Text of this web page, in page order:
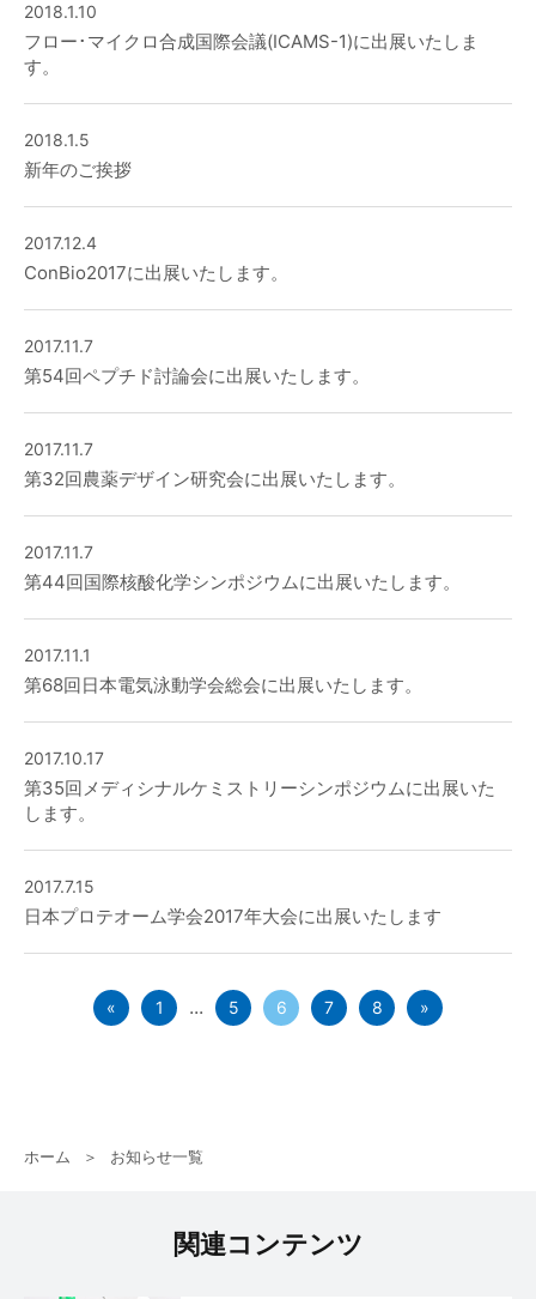
2018.1.10
フロー･マイクロ合成国際会議(ICAMS-1)に出展いたしま
す。
2018.1.5
新年のご挨拶
2017.12.4
ConBio2017に出展いたします。
2017.11.7
第54回ペプチド討論会に出展いたします。
2017.11.7
第32回農薬デザイン研究会に出展いたします。
2017.11.7
第44回国際核酸化学シンポジウムに出展いたします。
2017.11.1
第68回日本電気泳動学会総会に出展いたします。
2017.10.17
第35回メディシナルケミストリーシンポジウムに出展いた
します。
2017.7.15
日本プロテオーム学会2017年大会に出展いたします
« 1 ... 5 6 7 8 »
ホーム お知らせ一覧
関連コンテンツ